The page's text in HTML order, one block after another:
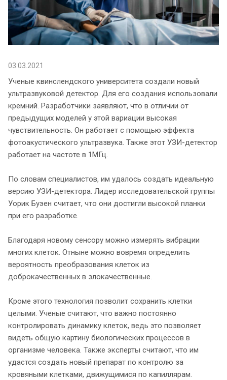
03.03.2021
Ученые квинслендского университета создали новый
ультразвуковой детектор. Для его создания использовали
кремний. Разработчики заявляют, что в отличии от
предыдущих моделей у этой вариации высокая
чувствительность. Он работает с помощью эффекта
фотоакустического ультразвука. Также этот УЗИ-детектор
работает на частоте в 1МГц.
По словам специалистов, им удалось создать идеальную
версию УЗИ-детектора. Лидер исследовательской группы
Уорик Буэен считает, что они достигли высокой планки
при его разработке.
Благодаря новому сенсору можно измерять вибрации
многих клеток. Отныне можно вовремя определить
вероятность преобразования клеток из
доброкачественных в злокачественные.
Кроме этого технология позволит сохранить клетки
целыми. Ученые считают, что важно постоянно
контролировать динамику клеток, ведь это позволяет
видеть общую картину биологических процессов в
организме человека. Также эксперты считают, что им
удастся создать новый препарат по контролю за
кровяными клетками, движущимися по капиллярам.